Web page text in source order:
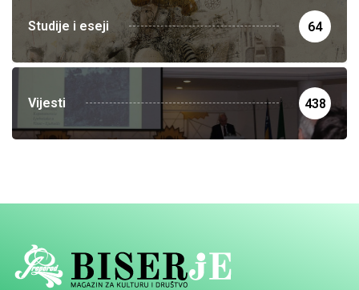
Studije i eseji 64
Vijesti 438